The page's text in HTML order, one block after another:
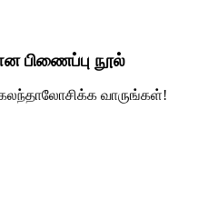
பிணைப்பு நூல்
வாருங்கள்!